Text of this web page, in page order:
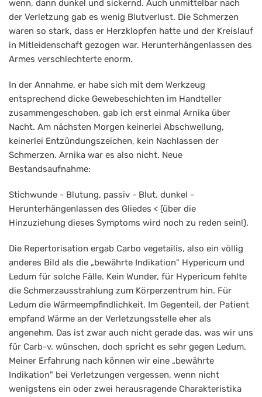
wenn, dann dunkel und sickernd. Auch unmittelbar nach
der Verletzung gab es wenig Blutverlust. Die Schmerzen
waren so stark, dass er Herzklopfen hatte und der Kreislauf
in Mitleidenschaft gezogen war. Herunterhängenlassen des
Armes verschlechterte enorm.
In der Annahme, er habe sich mit dem Werkzeug
entsprechend dicke Gewebeschichten im Handteller
zusammengeschoben, gab ich erst einmal Arnika über
Nacht. Am nächsten Morgen keinerlei Abschwellung,
keinerlei Entzündungszeichen, kein Nachlassen der
Schmerzen. Arnika war es also nicht. Neue
Bestandsaufnahme:
Stichwunde - Blutung, passiv - Blut, dunkel -
Herunterhängenlassen des Gliedes < (über die
Hinzuziehung dieses Symptoms wird noch zu reden sein!).
Die Repertorisation ergab Carbo vegetailis, also ein völlig
anderes Bild als die „bewährte Indikation" Hypericum und
Ledum für solche Fälle. Kein Wunder, für Hypericum fehlte
die Schmerzausstrahlung zum Körperzentrum hin. Für
Ledum die Wärmeempfindlichkeit. Im Gegenteil, der Patient
empfand Wärme an der Verletzungsstelle eher als
angenehm. Das ist zwar auch nicht gerade das, was wir uns
für Carb-v. wünschen, doch spricht es sehr gegen Ledum.
Meiner Erfahrung nach können wir eine „bewährte
Indikation" bei Verletzungen vergessen, wenn nicht
wenigstens ein oder zwei herausragende Charakteristika